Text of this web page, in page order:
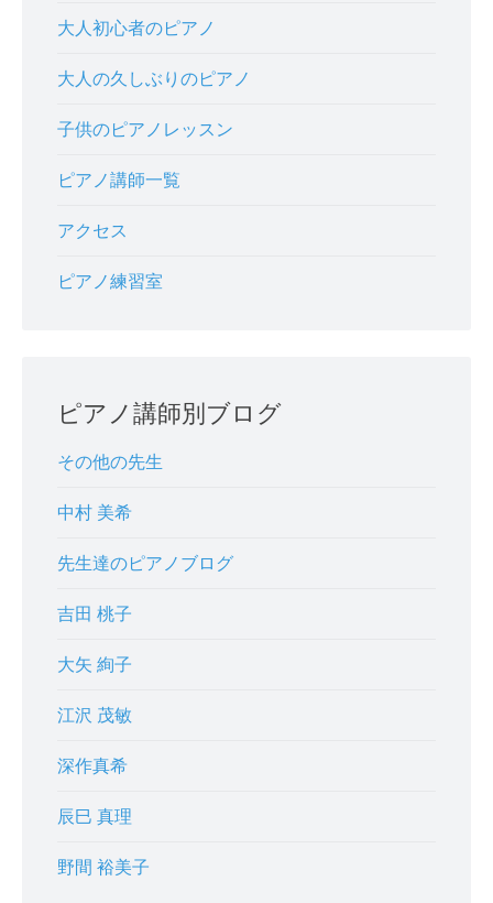
大人初心者のピアノ
大人の久しぶりのピアノ
子供のピアノレッスン
ピアノ講師一覧
アクセス
ピアノ練習室
ピアノ講師別ブログ
その他の先生
中村 美希
先生達のピアノブログ
吉田 桃子
大矢 絢子
江沢 茂敏
深作真希
辰巳 真理
野間 裕美子